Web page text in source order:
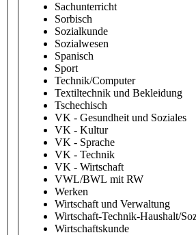
Sachunterricht
Sorbisch
Sozialkunde
Sozialwesen
Spanisch
Sport
Technik/Computer
Textiltechnik und Bekleidung
Tschechisch
VK - Gesundheit und Soziales
VK - Kultur
VK - Sprache
VK - Technik
VK - Wirtschaft
VWL/BWL mit RW
Werken
Wirtschaft und Verwaltung
Wirtschaft-Technik-Haushalt/
Wirtschaftskunde